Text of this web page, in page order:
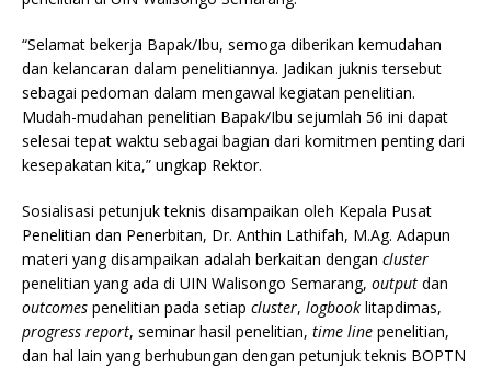
“Selamat bekerja Bapak/Ibu, semoga diberikan kemudahan
dan kelancaran dalam penelitiannya. Jadikan juknis tersebut
sebagai pedoman dalam mengawal kegiatan penelitian.
Mudah-mudahan penelitian Bapak/Ibu sejumlah 56 ini dapat
selesai tepat waktu sebagai bagian dari komitmen penting dari
kesepakatan kita,” ungkap Rektor.
Sosialisasi petunjuk teknis disampaikan oleh Kepala Pusat
Penelitian dan Penerbitan, Dr. Anthin Lathifah, M.Ag. Adapun
materi yang disampaikan adalah berkaitan dengan cluster
penelitian yang ada di UIN Walisongo Semarang, output dan
outcomes penelitian pada setiap cluster, logbook litapdimas,
progress report, seminar hasil penelitian, time line penelitian,
dan hal lain yang berhubungan dengan petunjuk teknis BOPTN